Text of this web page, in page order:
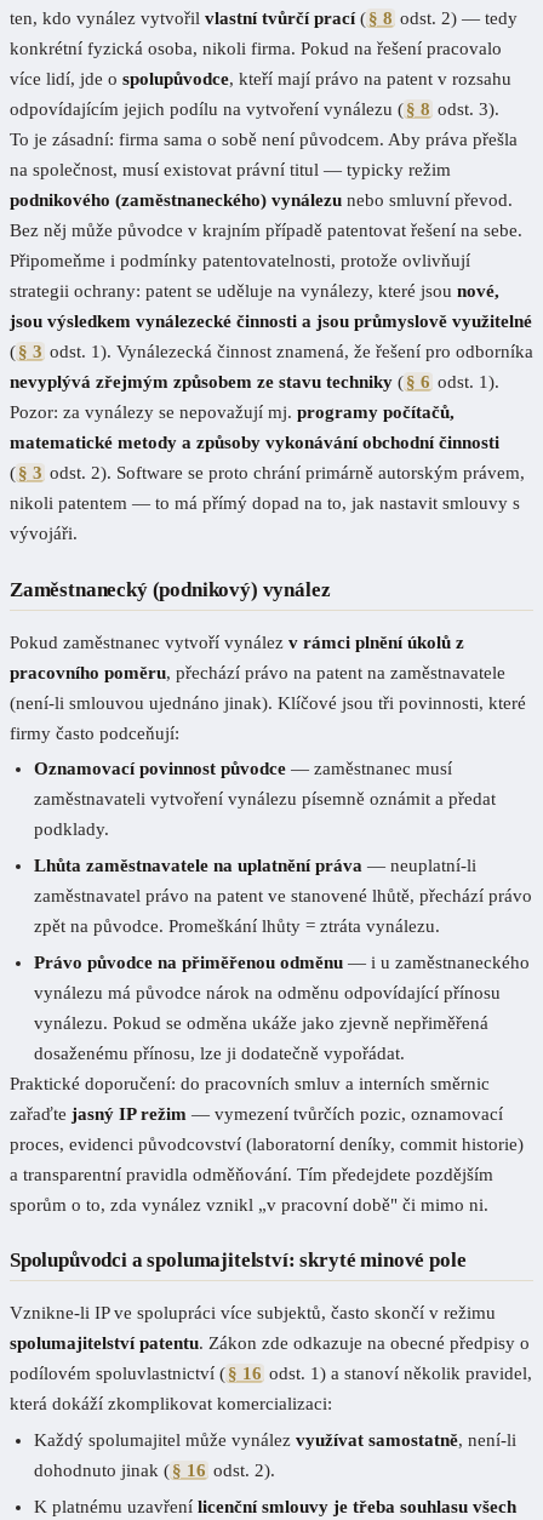
ten, kdo vynález vytvořil vlastní tvůrčí prací(§ 8 odst. 2) — tedy
konkrétní fyzická osoba, nikoli firma. Pokud na řešení pracovalo
více lidí, jde o spolupůvodce, kteří mají právo na patent v rozsahu
odpovídajícím jejich podílu na vytvoření vynálezu (§ 8 odst. 3).
To je zásadní: firma sama o sobě není původcem. Aby práva přešla
na společnost, musí existovat právní titul — typicky režim
podnikového (zaměstnaneckého) vynálezu nebo smluvní převod.
Bez něj může původce v krajním případě patentovat řešení na sebe.
Připomeňme i podmínky patentovatelnosti, protože ovlivňují
strategii ochrany: patent se uděluje na vynálezy, které jsou nové,
jsou výsledkem vynálezecké činnosti a jsou průmyslově využitelné
(§ 3 odst. 1). Vynálezecká činnost znamená, že řešení pro odborníka
nevyplývá zřejmým způsobem ze stavu techniky (§ 6 odst. 1).
Pozor: za vynálezy se nepovažují mj. programy počítačů,
matematické metody a způsoby vykonávání obchodní činnosti
(§ 3 odst. 2). Software se proto chrání primárně autorským právem,
nikoli patentem — to má přímý dopad na to, jak nastavit smlouvy s
vývojáři.
Zaměstnanecký (podnikový) vynález
Pokud zaměstnanec vytvoří vynález v rámci plnění úkolů z
pracovního poměru, přechází právo na patent na zaměstnavatele
(není-li smlouvou ujednáno jinak). Klíčové jsou tři povinnosti, které
firmy často podceňují:
Oznamovací povinnost původce — zaměstnanec musí
zaměstnavateli vytvoření vynálezu písemně oznámit a předat
podklady.
Lhůta zaměstnavatele na uplatnění práva — neuplatní-li
zaměstnavatel právo na patent ve stanovené lhůtě, přechází právo
zpět na původce. Promeškání lhůty = ztráta vynálezu.
Právo původce na přiměřenou odměnu — i u zaměstnaneckého
vynálezu má původce nárok na odměnu odpovídající přínosu
vynálezu. Pokud se odměna ukáže jako zjevně nepřiměřená
dosaženému přínosu, lze ji dodatečně vypořádat.
Praktické doporučení: do pracovních smluv a interních směrnic
zařaďte jasný IP režim — vymezení tvůrčích pozic, oznamovací
proces, evidenci původcovství (laboratorní deníky, commit historie)
a transparentní pravidla odměňování. Tím předejdete pozdějším
sporům o to, zda vynález vznikl „v pracovní době" či mimo ni.
Spolupůvodci a spolumajitelství: skryté minové pole
Vznikne-li IP ve spolupráci více subjektů, často skončí v režimu
spolumajitelství patentu. Zákon zde odkazuje na obecné předpisy o
podílovém spoluvlastnictví (§ 16 odst. 1) a stanoví několik pravidel,
která dokáží zkomplikovat komercializaci:
Každý spolumajitel může vynález využívat samostatně, není-li
dohodnuto jinak (§ 16 odst. 2).
K platnému uzavření licenční smlouvy je třeba souhlasu všech